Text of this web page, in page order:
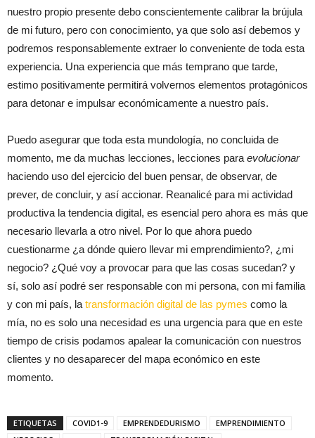
nuestro propio presente debo conscientemente calibrar la brújula
de mi futuro, pero con conocimiento, ya que solo así debemos y
podremos responsablemente extraer lo conveniente de toda esta
experiencia. Una experiencia que más temprano que tarde,
estimo positivamente permitirá volvernos elementos protagónicos
para detonar e impulsar económicamente a nuestro país.
Puedo asegurar que toda esta mundología, no concluida de
momento, me da muchas lecciones, lecciones para evolucionar
haciendo uso del ejercicio del buen pensar, de observar, de
prever, de concluir, y así accionar. Reanalicé para mi actividad
productiva la tendencia digital, es esencial pero ahora es más que
necesario llevarla a otro nivel. Por lo que ahora puedo
cuestionarme ¿a dónde quiero llevar mi emprendimiento?, ¿mi
negocio? ¿Qué voy a provocar para que las cosas sucedan? y
sí, solo así podré ser responsable con mi persona, con mi familia
y con mi país, la transformación digital de las pymes como la
mía, no es solo una necesidad es una urgencia para que en este
tiempo de crisis podamos apalear la comunicación con nuestros
clientes y no desaparecer del mapa económico en este
momento.
ETIQUETAS COVID1-9 EMPRENDEDURISMO
EMPRENDIMIENTO